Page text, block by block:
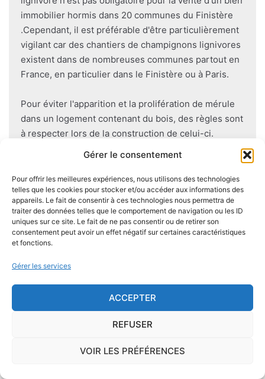
Gérer le consentement
Pour offrir les meilleures expériences, nous utilisons des technologies
telles que les cookies pour stocker et/ou accéder aux informations des
appareils. Le fait de consentir à ces technologies nous permettra de
traiter des données telles que le comportement de navigation ou les ID
uniques sur ce site. Le fait de ne pas consentir ou de retirer son
consentement peut avoir un effet négatif sur certaines caractéristiques
et fonctions.
Gérer les services
ACCEPTER
REFUSER
VOIR LES PRÉFÉRENCES
immobilier hormis dans 20 communes du Finistère
.Cependant, il est préférable d'être particulièrement
vigilant car des chantiers de champignons lignivores
existent dans de nombreuses communes partout en
France, en particulier dans le Finistère ou à Paris.
Pour éviter l'apparition et la prolifération de mérule
dans un logement contenant du bois, des règles sont
à respecter lors de la construction de celui-ci.
l'étanchéité des façades et toitures ou encore
prévoir des aérations en sous-sol limitent les risques
majeurs d'apparition de champignons lignivores.
Je demande le descriptif des
risques pour ma ville
Le risque Radon